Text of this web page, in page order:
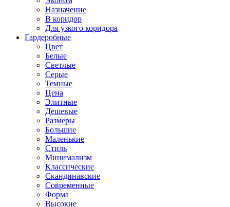
Назначение
В коридор
Для узкого коридора
Гардеробные
Цвет
Белые
Светлые
Серые
Темные
Цена
Элитные
Дешевые
Размеры
Большие
Маленькие
Стиль
Минимализм
Классические
Скандинавские
Современные
Форма
Высокие